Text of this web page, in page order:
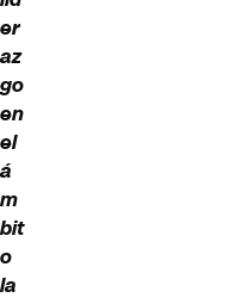
er
az
go
en
el
á
m
bit
o
la